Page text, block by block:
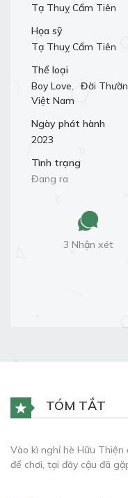
Tạ Thuỵ Cẩm Tiên
Họa sỹ
Tạ Thuỵ Cẩm Tiên
Thể loại
Boy Love, Đời
Việt Nam
Ngày phát hành
2023
Tình trạng
Đang ra
3 Nhận xét
TÓM TẮT
Vào kì nghỉ hè Hữu
để chơi, tại đây cậu đã